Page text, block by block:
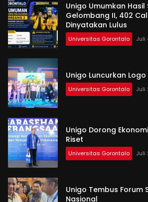
Unigo Umumkan Hasil
Gelombang II, 402
Dinyatakan Lulus
Universitas Gorontalo Juli
Unigo Luncurkan
Universitas Gorontalo Juli
Unigo Dorong
Riset
Universitas Gorontalo Juli
Unigo Tembus Forum
Nasional